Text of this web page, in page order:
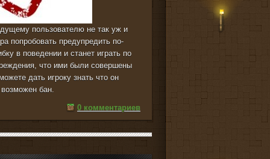
пользователю не так уж и
попробовать предупредить по-
в поведении и станет играть по
что ими были совершены
дать игроку знать что он
бан.
0 комментариев